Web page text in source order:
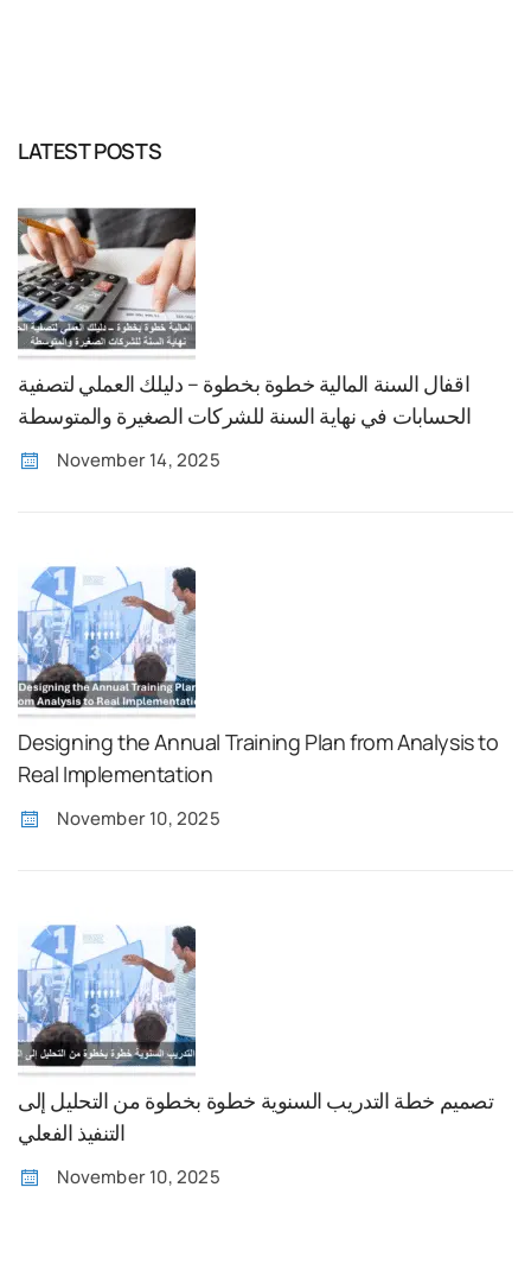
LATEST POSTS
اقفال السنة المالية خطوة بخطوة – دليلك العملي لتصفية
الحسابات في نهاية السنة للشركات الصغيرة والمتوسطة
November 14, 2025
Designing the Annual Training Plan from Analysis to
Real Implementation
November 10, 2025
تصميم خطة التدريب السنوية خطوة بخطوة من التحليل إلى
التنفيذ الفعلي
November 10, 2025